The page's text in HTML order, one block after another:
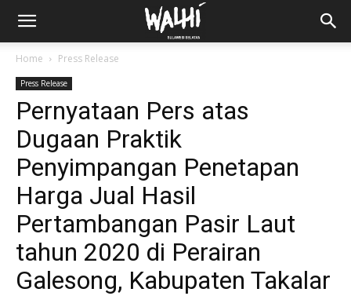
Home Press Release
Press Release
Pernyataan Pers atas
Dugaan Praktik
Penyimpangan Penetapan
Harga Jual Hasil
Pertambangan Pasir Laut
tahun 2020 di Perairan
Galesong, Kabupaten Takalar